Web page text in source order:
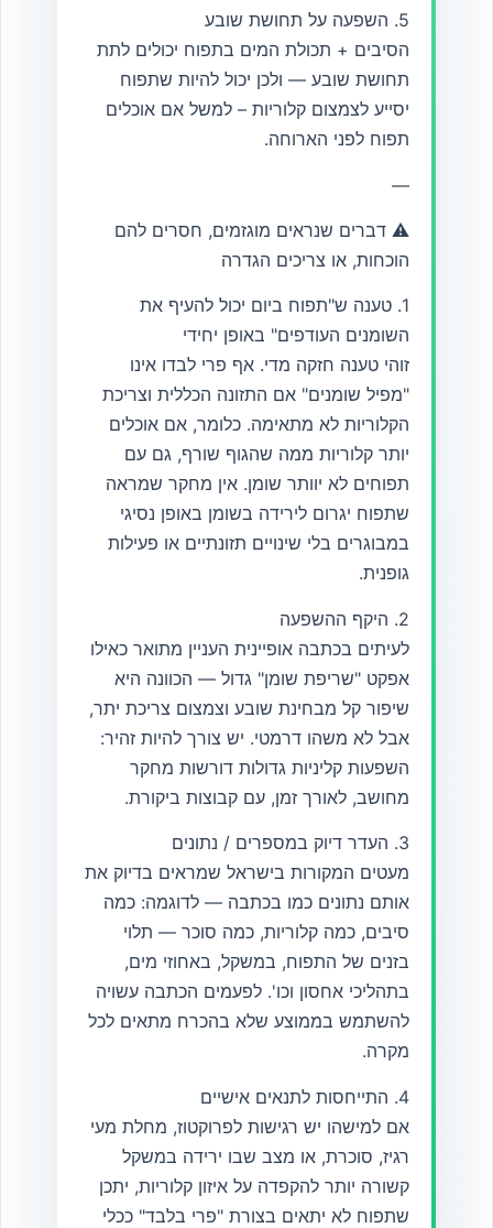
5. השפעה על תחושת שובע
הסיבים + תכולת המים בתפוח יכולים לתת
תחושת שובע — ולכן יכול להיות שתפוח
יסייע לצמצום קלוריות – למשל אם אוכלים
תפוח לפני הארוחה.
—
⚠ דברים שנראים מוגזמים, חסרים להם
הוכחות, או צריכים הגדרה
1. טענה ש"תפוח ביום יכול להעיף את
השומנים העודפים" באופן יחידי
זוהי טענה חזקה מדי. אף פרי לבדו אינו
"מפיל שומנים" אם התזונה הכללית וצריכת
הקלוריות לא מתאימה. כלומר, אם אוכלים
יותר קלוריות ממה שהגוף שורף, גם עם
תפוחים לא יוותר שומן. אין מחקר שמראה
שתפוח יגרום לירידה בשומן באופן נסיגי
במבוגרים בלי שינויים תזונתיים או פעילות
גופנית.
2. היקף ההשפעה
לעיתים בכתבה אופיינית העניין מתואר כאילו
אפקט "שריפת שומן" גדול — הכוונה היא
שיפור קל מבחינת שובע וצמצום צריכת יתר,
אבל לא משהו דרמטי. יש צורך להיות זהיר:
השפעות קליניות גדולות דורשות מחקר
מחושב, לאורך זמן, עם קבוצות ביקורת.
3. העדר דיוק במספרים / נתונים
מעטים המקורות בישראל שמראים בדיוק את
אותם נתונים כמו בכתבה — לדוגמה: כמה
סיבים, כמה קלוריות, כמה סוכר — תלוי
בזנים של התפוח, במשקל, באחוזי מים,
בתהליכי אחסון וכו'. לפעמים הכתבה עשויה
להשתמש בממוצע שלא בהכרח מתאים לכל
מקרה.
4. התייחסות לתנאים אישיים
אם למישהו יש רגישות לפרוקטוז, מחלת מעי
רגיז, סוכרת, או מצב שבו ירידה במשקל
קשורה יותר להקפדה על איזון קלוריות, יתכן
שתפוח לא יתאים בצורת "פרי בלבד" ככלי